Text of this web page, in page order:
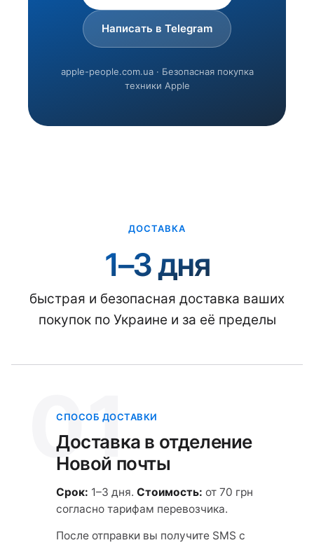
Написать в Telegram
apple-people.com.ua · Безопасная покупка
техники Apple
ДОСТАВКА
1–3 дня
быстрая и безопасная доставка ваших
покупок по Украине и за её пределы
01
СПОСОБ ДОСТАВКИ
Доставка в отделение
Новой почты
Срок: 1–3 дня. Стоимость: от 70 грн
согласно тарифам перевозчика.
После отправки вы получите SMS с